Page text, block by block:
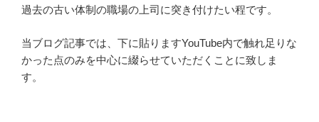
過去の古い体制の職場の上司に突き付けたい程です。
当ブログ記事では、下に貼りますYouTube内で触れ足りな
かった点のみを中心に綴らせていただくことに致しま
す。